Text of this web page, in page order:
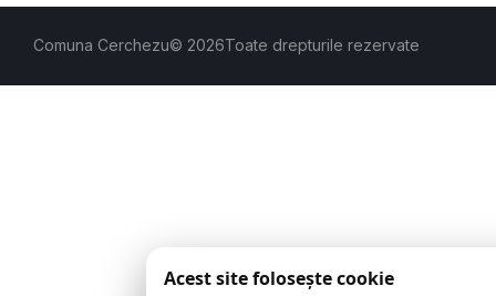
Comuna Cerchezu© 2026Toate drepturile rezervate
Acest site folosește cookie